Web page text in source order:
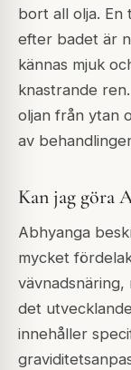
bort all olja. En
efter badet är
kännas mjuk
knastrande
oljan från ytan
av
Kan jag göra
Abhyanga
mycket
det
innehåller